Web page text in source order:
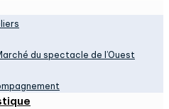
du spectacle de l’Ouest